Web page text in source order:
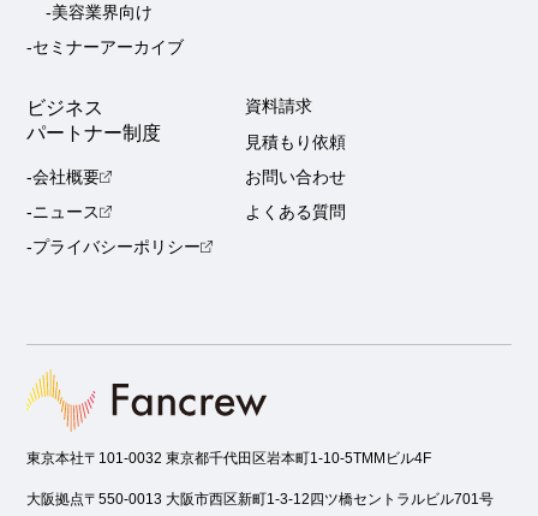
-美容業界向け
-セミナーアーカイブ
ビジネス
パートナー制度
-会社概要
-ニュース
-プライバシーポリシー
資料請求
見積もり依頼
お問い合わせ
よくある質問
東京本社〒101-0032 東京都千代田区岩本町1-10-5TMMビル4F
大阪拠点〒550-0013 大阪市西区新町1-3-12四ツ橋セントラルビル701号